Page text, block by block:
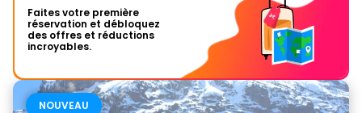
Faites votre première
réservation et débloquez
des offres et réductions
incroyables.
NOUVEAU